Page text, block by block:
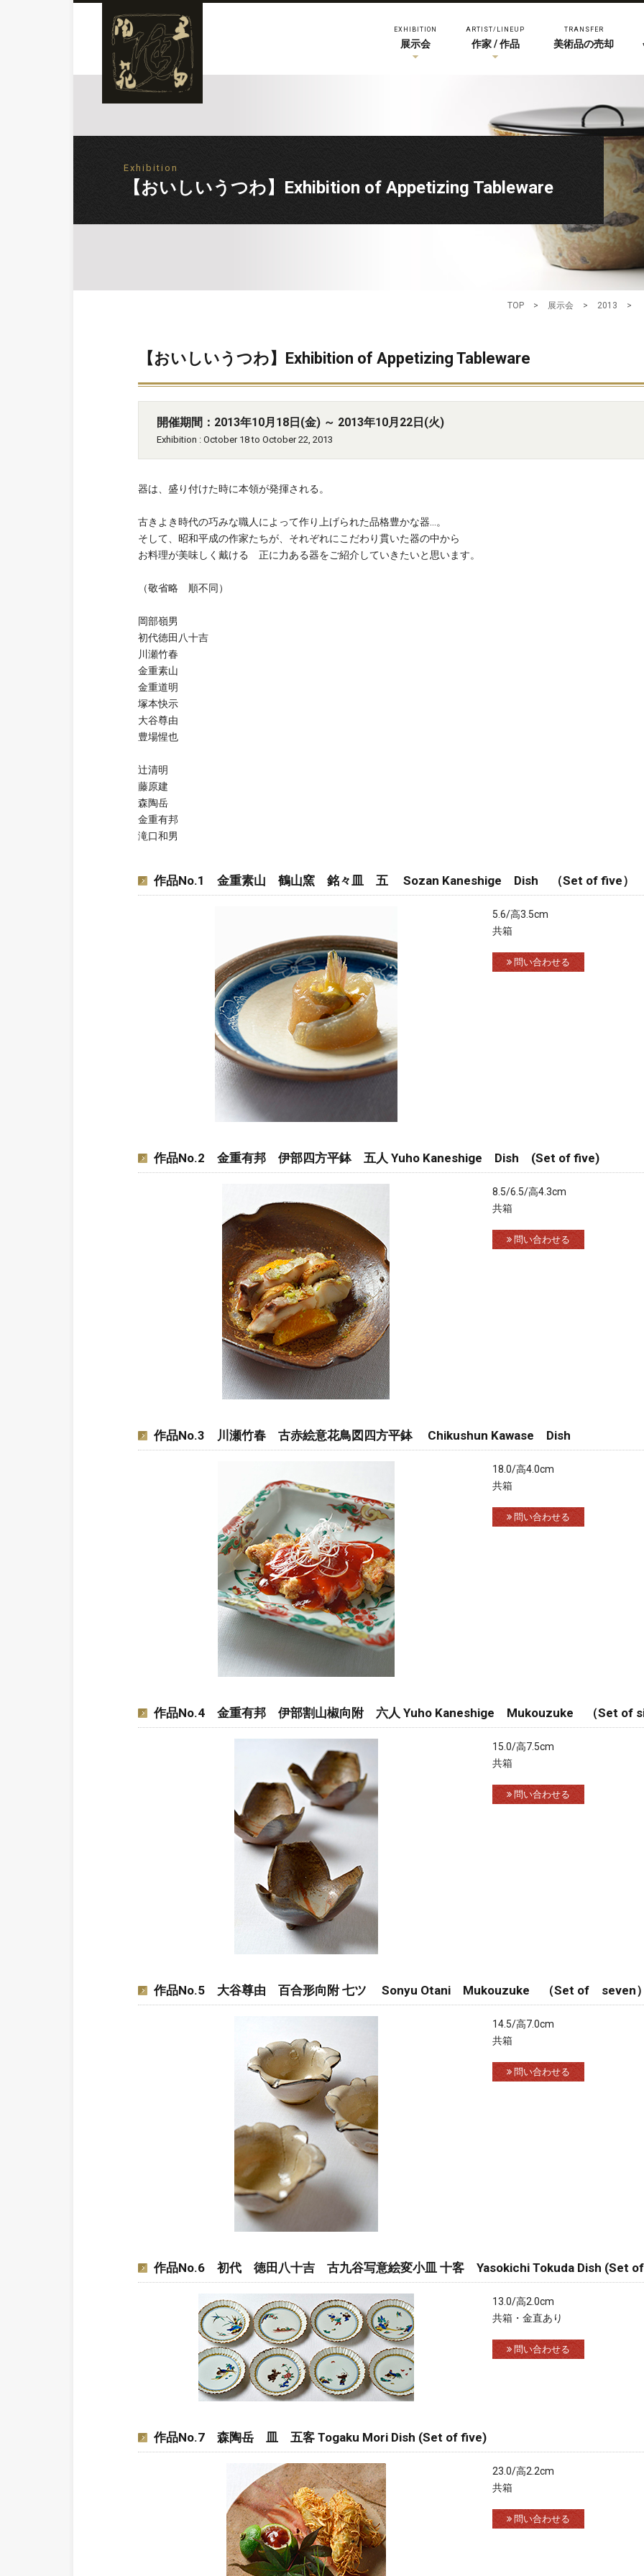
EXHIBITION
展示会
ARTIST/LINEUP
作家 / 作品
TRANSFER
美術品の売却
Exhibition
【おいしいうつわ】Exhibition of Appetizing Tableware
TOP > 展示会 > 2013 >
【おいしいうつわ】Exhibition of Appetizing Tableware
開催期間：2013年10月18日(金) ～ 2013年10月22日(火)
Exhibition : October 18 to October 22, 2013
器は、盛り付けた時に本領が発揮される。
古きよき時代の巧みな職人によって作り上げられた品格豊かな器…。
そして、昭和平成の作家たちが、それぞれにこだわり貫いた器の中から
お料理が美味しく戴ける 正に力ある器をご紹介していきたいと思います。
（敬省略 順不同）
岡部嶺男
初代徳田八十吉
川瀬竹春
金重素山
金重道明
塚本快示
大谷尊由
豊場惺也
辻清明
藤原建
森陶岳
金重有邦
滝口和男
作品No.1 金重素山 鶴山窯 銘々皿 五 Sozan Kaneshige Dish （Set of five）
5.6/高3.5cm
共箱
問い合わせる
作品No.2 金重有邦 伊部四方平鉢 五人 Yuho Kaneshige Dish (Set of five)
8.5/6.5/高4.3cm
共箱
問い合わせる
作品No.3 川瀬竹春 古赤絵意花鳥図四方平鉢 Chikushun Kawase Dish
18.0/高4.0cm
共箱
問い合わせる
作品No.4 金重有邦 伊部割山椒向附 六人 Yuho Kaneshige Mukouzuke （Set of
15.0/高7.5cm
共箱
問い合わせる
作品No.5 大谷尊由 百合形向附 七ツ Sonyu Otani Mukouzuke （Set of seven
14.5/高7.0cm
共箱
問い合わせる
作品No.6 初代 徳田八十吉 古九谷写意絵変小皿 十客 Yasokichi Tokuda Dish (Set
13.0/高2.0cm
共箱・金直あり
問い合わせる
作品No.7 森陶岳 皿 五客 Togaku Mori Dish (Set of five)
23.0/高2.2cm
共箱
問い合わせる